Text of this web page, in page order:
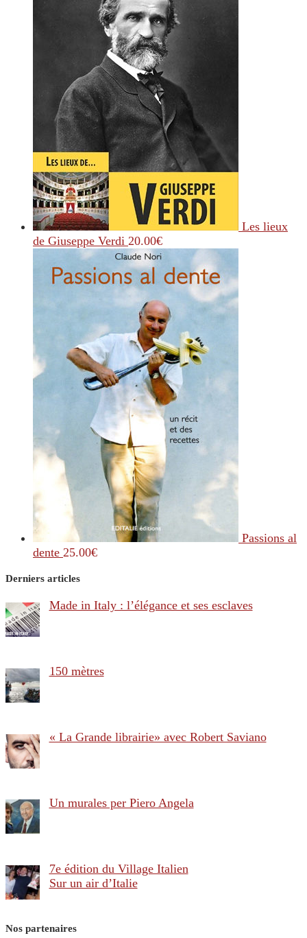
Les lieux
de Giuseppe Verdi 20.00€
Passions al
dente 25.00€
Derniers articles
Made in Italy : l’élégance et ses esclaves
150 mètres
« La Grande librairie» avec Robert Saviano
Un murales per Piero Angela
7e édition du Village Italien
Sur un air d’Italie
Nos partenaires